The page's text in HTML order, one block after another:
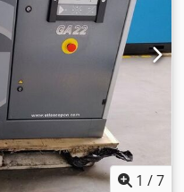
Permanentmagneten
Innovativer
Konstruktion
ohne Druckluftverluste
VSD-Modul
Sie sich nicht sicher
Sie ist oder nicht den
RUFEN SIE AN! Wir
des richtigen Geräts.
gesamten Angebot 1 /7